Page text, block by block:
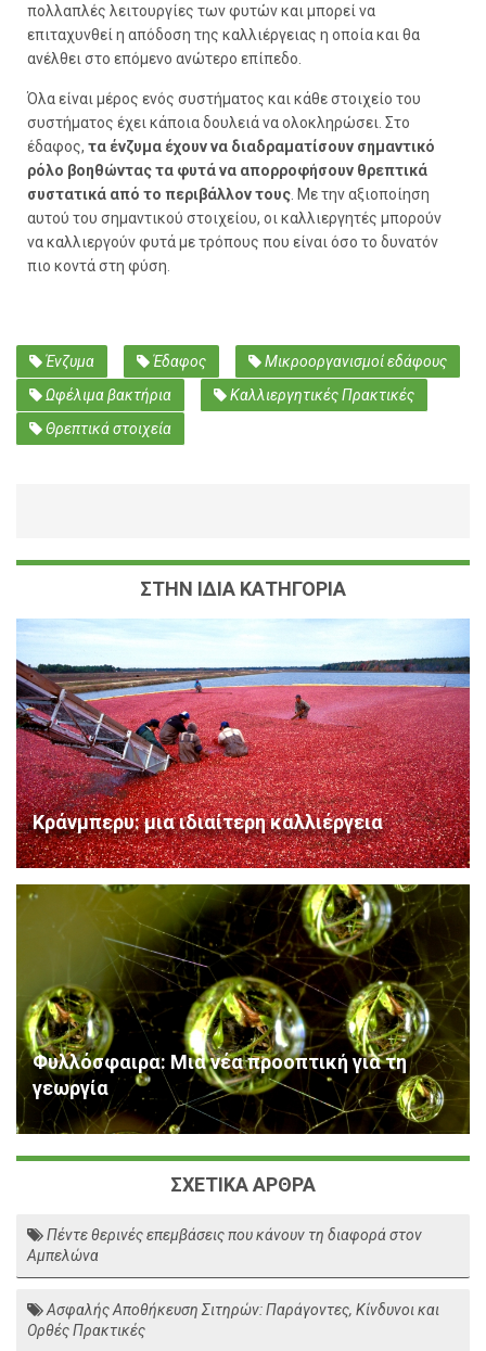
πολλαπλές λειτουργίες των φυτών και μπορεί να
επιταχυνθεί η απόδοση της καλλιέργειας η οποία και θα
ανέλθει στο επόμενο ανώτερο επίπεδο.
Όλα είναι μέρος ενός συστήματος και κάθε στοιχείο του
συστήματος έχει κάποια δουλειά να ολοκληρώσει. Στο
έδαφος, τα ένζυμα έχουν να διαδραματίσουν σημαντικό
ρόλο βοηθώντας τα φυτά να απορροφήσουν θρεπτικά
συστατικά από το περιβάλλον τους . Με την αξιοποίηση
αυτού του σημαντικού στοιχείου, οι καλλιεργητές μπορούν
να καλλιεργούν φυτά με τρόπους που είναι όσο το δυνατόν
πιο κοντά στη φύση.
Ένζυμα Έδαφος
Μικροοργανισμοί εδάφους
Ωφέλιμα βακτήρια
Καλλιεργητικές Πρακτικές
Θρεπτικά στοιχεία
ΣΤΗΝ ΙΔΙΑ ΚΑΤΗΓΟΡΙΑ
Κράνμπερυ: μια ιδιαίτερη καλλιέργεια
Φυλλόσφαιρα: Μια νέα προοπτική για τη
γεωργία
ΣΧΕΤΙΚΑ ΑΡΘΡΑ
Πέντε θερινές επεμβάσεις που κάνουν τη διαφορά στον
Αμπελώνα
Ασφαλής Αποθήκευση Σιτηρών: Παράγοντες, Κίνδυνοι και
Ορθές Πρακτικές